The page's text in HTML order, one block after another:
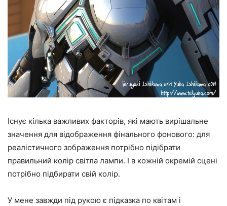
Існує кілька важливих факторів, які мають вирішальне
значення для відображення фінального фонового: для
реалістичного зображення потрібно підібрати
правильний колір світла лампи. І в кожній окремій сцені
потрібно підбирати свій колір.
У мене завжди під рукою є підказка по квітам і